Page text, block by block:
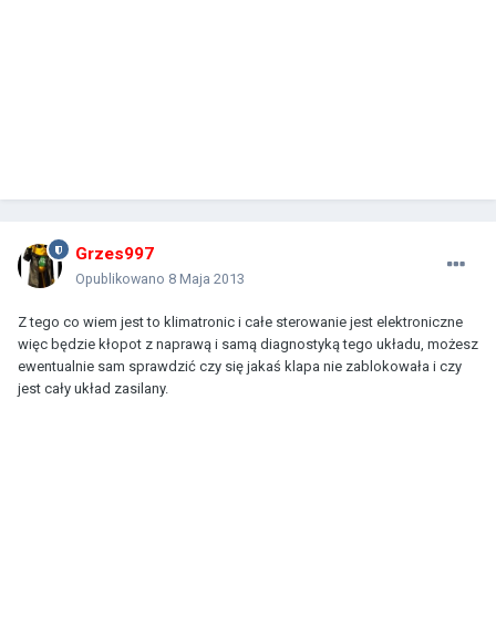
Grzes997
Opublikowano 8 Maja 2013
Z tego co wiem jest to klimatronic i całe sterowanie jest elektroniczne
więc będzie kłopot z naprawą i samą diagnostyką tego układu, możesz
ewentualnie sam sprawdzić czy się jakaś klapa nie zablokowała i czy
jest cały układ zasilany.